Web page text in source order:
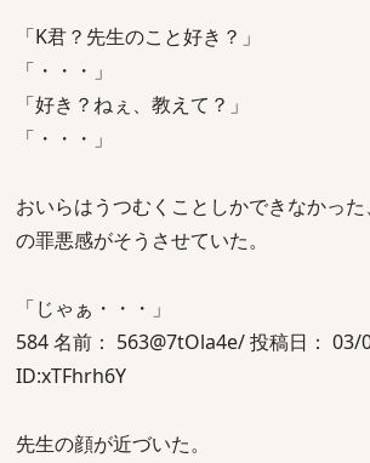
「K君？先生のこと好き？」
「・・・」
「好き？ねぇ、教えて？」
「・・・」
おいらはうつむくことしかできなかっ
の罪悪感がそうさせていた。
「じゃぁ・・・」
584 名前： 563@7tOla4e/ 投稿日： 03/
ID:xTFhrh6Y
先生の顔が近づいた。